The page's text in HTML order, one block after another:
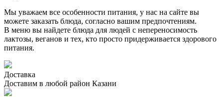
Мы уважаем все особенности питания, у нас на сайте вы
можете заказать блюда, согласно вашим предпочтениям.
В меню вы найдете блюда для людей с непереносимость
лактозы, веганов и тех, кто просто придерживается здорового
питания.
Доставка
Доставим в любой район Казани